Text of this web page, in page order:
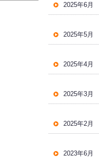
2025年6月
2025年5月
2025年4月
2025年3月
2025年2月
2023年6月